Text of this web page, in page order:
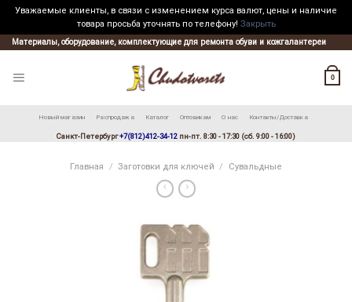
Уважаемые клиенты, в связи с изменением курса валют, цены и наличие
товара просьба уточнять по телефону! Закрыть
Skip
to
Материалы, оборудование, комплектующие для ремонта обуви и кожгалантереи
0
Новый магазин Распродажа Каталог Оптовикам О нас Контакты/Доставка
Санкт-Петербург+7(812)412-34-12 пн-пт. 8:30 - 17:30 (сб. 9:00 - 16:00)
Главная / Заготовки для ключей / Сувальдные